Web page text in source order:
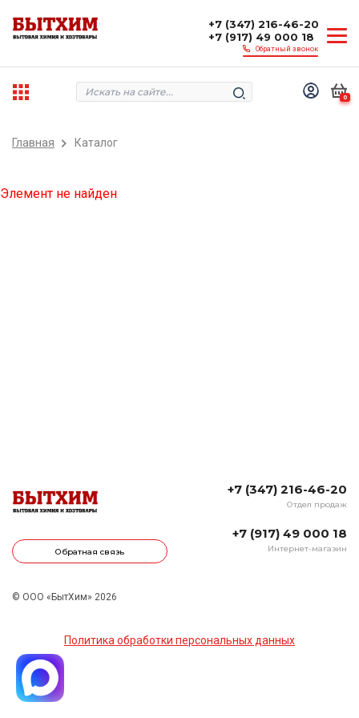
+7 (347) 216-46-20
+7 (917) 49 000 18
Обратный звонок
0
Главная Каталог
Элемент не найден
Обратная связь
+7 (347) 216-46-20
Отдел продаж
+7 (917) 49 000 18
Интернет-магазин
© ООО «БытХим» 2026
Политика обработки персональных данных